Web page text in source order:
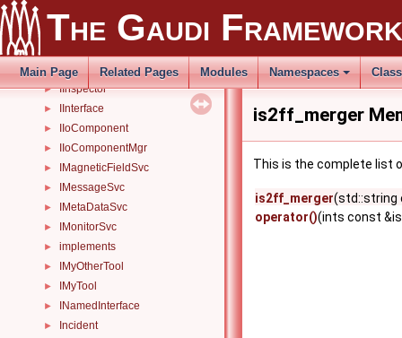
The Gaudi Framework
Main Page Related Pages Modules Namespaces
IIncidentListener
► IInspectable
► IInspector
► IInterface
► IIoComponent
► IIoComponentMgr
► IMagneticFieldSvc
► IMessageSvc
► IMetaDataSvc
► IMonitorSvc
► implements
► IMyOtherTool
► IMyTool
► INamedInterface
► Incident
is2ff_merger
This is the complete list
is2ff_merger(std::string
operator()(ints const